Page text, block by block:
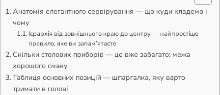
Анатомія елегантного сервірування — що куди кладемо і
чому
Ієрархія від зовнішнього краю до центру — найпростіше
правило, яке ви запам’ятаєте
Скільки столових приборів — це вже забагато: межа
хорошого смаку
Таблиця основних позицій — шпаргалка, яку варто
тримати в голові